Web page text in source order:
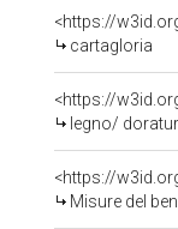
<https://
cartagloria
<https://
legno/
<https://
Misure del